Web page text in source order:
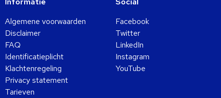
Algemene voorwaarden
Disclaimer
FAQ
Identificatieplicht
Klachtenregeling
Privacy statement
Tarieven
Facebook
Twitter
LinkedIn
Instagram
YouTube